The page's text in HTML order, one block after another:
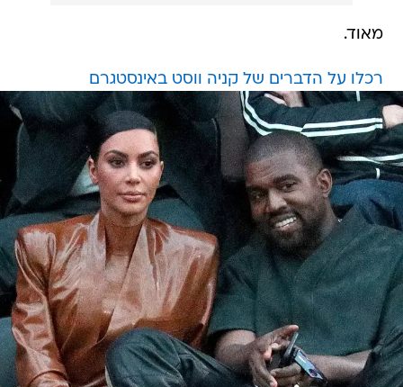
מאוד.
רכלו על הדברים של קניה ווסט באינסטגרם